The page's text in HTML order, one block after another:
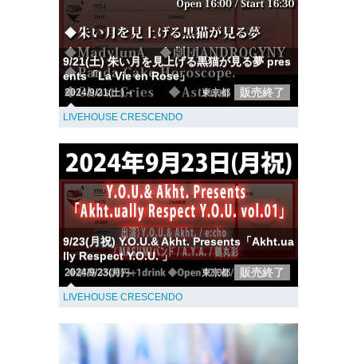
9/21(土) 朱い月を見上げる黒猫が見る夢 pres
ents「La Vie en Rose」
2024/9/21(土)～ 東京都 販売終了
LIVEHOUSE CRESCENDO
9/23(月祝) Y.O.U.& Akht. Presents「Akht.ua
lly Respect Y.O.U. 」
2024/9/23(月)～ 東京都 販売終了
LIVEHOUSE CRESCENDO